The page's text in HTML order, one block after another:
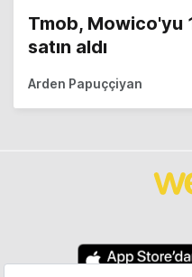
Tmob, Mowico'yu
satın aldı
Arden Papuççiyan